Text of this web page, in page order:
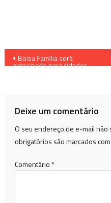
Navegação
Bolsa Família será
antecipado para cidades
Deixe um comentário
O seu endereço de e-mail não
obrigatórios são marcados com
Comentário *